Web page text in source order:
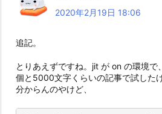
2020年2月19日 18:06
追記。
とりあえずですね。jit が on の環境
個と5000文字くらいの記事で試した
分からんのやけど、